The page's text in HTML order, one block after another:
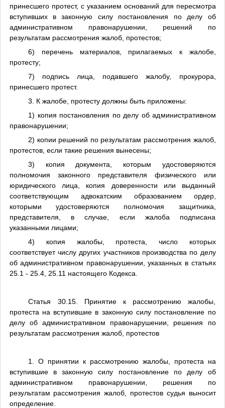
принесшего протест, с указанием оснований для пересмотра
вступивших в законную силу постановления по делу об
административном правонарушении, решений по
результатам рассмотрения жалоб, протестов;
6) перечень материалов, прилагаемых к жалобе,
протесту;
7) подпись лица, подавшего жалобу, прокурора,
принесшего протест.
3. К жалобе, протесту должны быть приложены:
1) копия постановления по делу об административном
правонарушении;
2) копии решений по результатам рассмотрения жалоб,
протестов, если такие решения вынесены;
3) копия документа, которым удостоверяются
полномочия законного представителя физического или
юридического лица, копия доверенности или выданный
соответствующим адвокатским образованием ордер,
которыми удостоверяются полномочия защитника,
представителя, в случае, если жалоба подписана
указанными лицами;
4) копия жалобы, протеста, число которых
соответствует числу других участников производства по делу
об административном правонарушении, указанных в статьях
25.1 - 25.4, 25.11 настоящего Кодекса.
Статья 30.15. Принятие к рассмотрению жалобы,
протеста на вступившие в законную силу постановление по
делу об административном правонарушении, решения по
результатам рассмотрения жалоб, протестов
1. О принятии к рассмотрению жалобы, протеста на
вступившие в законную силу постановление по делу об
административном правонарушении, решения по
результатам рассмотрения жалоб, протестов судья выносит
определение.